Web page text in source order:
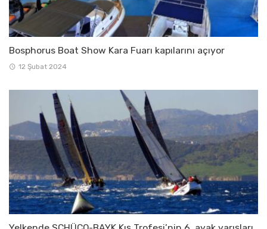
Bosphorus Boat Show Kara Fuarı kapılarını açıyor
12 Şubat 2024